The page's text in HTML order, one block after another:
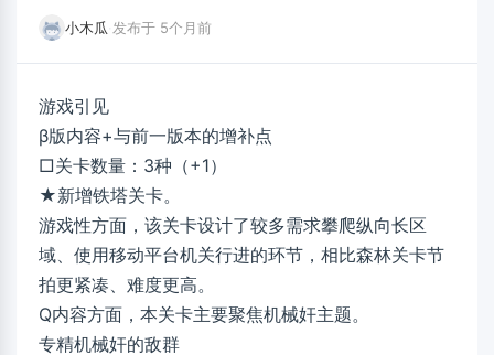
小木瓜 发布于 5个月前
游戏引见
β版内容+与前一版本的增补点
□关卡数量：3种（+1）
★新增铁塔关卡。
游戏性方面，该关卡设计了较多需求攀爬纵向长区
域、使用移动平台机关行进的环节，相比森林关卡节
拍更紧凑、难度更高。
Q内容方面，本关卡主要聚焦机械奸主题。
专精机械奸的敌群